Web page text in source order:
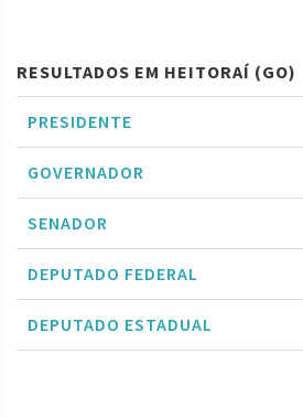
RESULTADOS EM HEITORAÍ (GO)
PRESIDENTE
GOVERNADOR
SENADOR
DEPUTADO FEDERAL
DEPUTADO ESTADUAL